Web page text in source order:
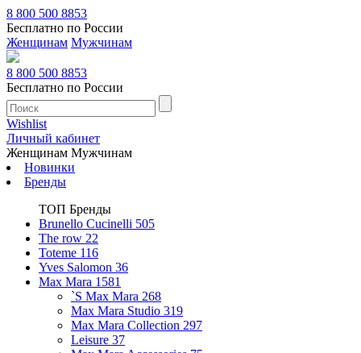
8 800 500 8853
Бесплатно по России
Женщинам Мужчинам
8 800 500 8853
Бесплатно по России
Wishlist
Личный кабинет
Женщинам Мужчинам
Новинки
Бренды
ТОП Бренды
Brunello Cucinelli 505
The row 22
Toteme 116
Yves Salomon 36
Max Mara 1581
`S Max Mara 268
Max Mara Studio 319
Max Mara Collection 297
Leisure 37